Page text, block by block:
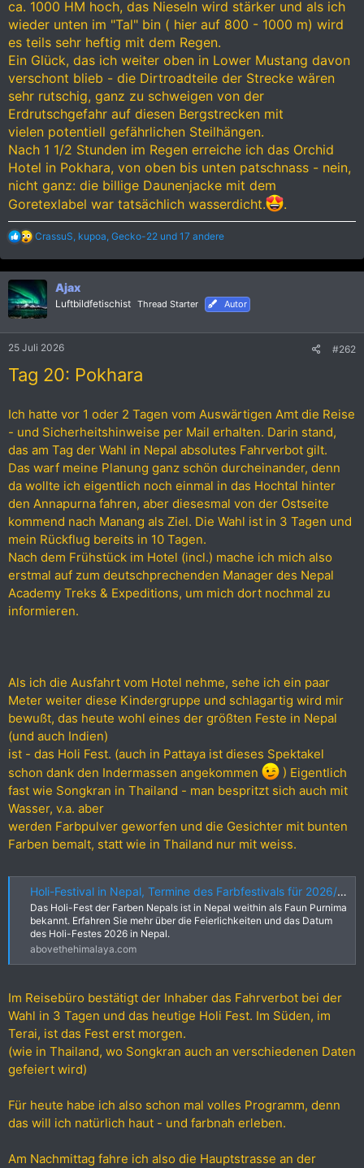
ca. 1000 HM hoch, das Nieseln wird stärker und als ich
wieder unten im "Tal" bin ( hier auf 800 - 1000 m) wird
es teils sehr heftig mit dem Regen.
Ein Glück, das ich weiter oben in Lower Mustang davon
verschont blieb - die Dirtroadteile der Strecke wären
sehr rutschig, ganz zu schweigen von der
Erdrutschgefahr auf diesen Bergstrecken mit
vielen potentiell gefährlichen Steilhängen.
Nach 1 1/2 Stunden im Regen erreiche ich das Orchid
Hotel in Pokhara, von oben bis unten patschnass - nein,
nicht ganz: die billige Daunenjacke mit dem
Goretexlabel war tatsächlich wasserdicht.
.
R
a
k
t
i
o
n
CrassuS kupoa Gecko-22 und 17 andere
Ajax
Luftbildfetischist Thread Starter Autor
25 Juli 2026 #262
Tag 20: Pokhara
Ich hatte vor 1 oder 2 Tagen vom Auswärtigen Amt die Reise
- und Sicherheitshinweise per Mail erhalten. Darin stand,
das am Tag der Wahl in Nepal absolutes Fahrverbot gilt.
Das warf meine Planung ganz schön durcheinander, denn
da wollte ich eigentlich noch einmal in das Hochtal hinter
den Annapurna fahren, aber diesesmal von der Ostseite
kommend nach Manang als Ziel. Die Wahl ist in 3 Tagen und
mein Rückflug bereits in 10 Tagen.
Nach dem Frühstück im Hotel (incl.) mache ich mich also
erstmal auf zum deutschprechenden Manager des Nepal
Academy Treks & Expeditions, um mich dort nochmal zu
informieren.
Als ich die Ausfahrt vom Hotel nehme, sehe ich ein paar
Meter weiter diese Kindergruppe und schlagartig wird mir
bewußt, das heute wohl eines der größten Feste in Nepal
(und auch Indien)
ist - das Holi Fest. (auch in Pattaya ist dieses Spektakel
schon dank den Indermassen angekommen
) Eigentlich
fast wie Songkran in Thailand - man bespritzt sich auch mit
Wasser, v.a. aber
werden Farbpulver geworfen und die Gesichter mit bunten
Farben bemalt, statt wie in Thailand nur mit weiss.
Holi-Festival in Nepal, Termine des Farbfestivals für 2026/2027
Das Holi-Fest der Farben Nepals ist in Nepal weithin als Faun Purnima
bekannt. Erfahren Sie mehr über die Feierlichkeiten und das Datum
des Holi-Festes 2026 in Nepal.
abovethehimalaya.com
Im Reisebüro bestätigt der Inhaber das Fahrverbot bei der
Wahl in 3 Tagen und das heutige Holi Fest. Im Süden, im
Terai, ist das Fest erst morgen.
(wie in Thailand, wo Songkran auch an verschiedenen Daten
gefeiert wird)
Für heute habe ich also schon mal volles Programm, denn
das will ich natürlich haut - und farbnah erleben.
Am Nachmittag fahre ich also die Hauptstrasse an der